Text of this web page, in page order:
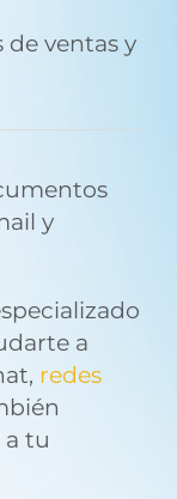
ventas y
y
a
redes
tu